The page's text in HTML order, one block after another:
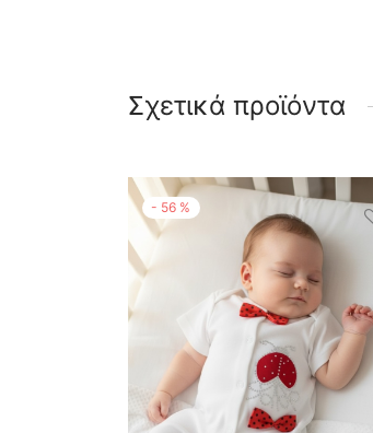
Σχετικά προϊόντα
- 56 %